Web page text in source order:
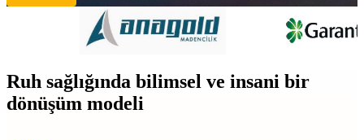
Ruh sağlığında bilimsel ve insani bir
dönüşüm modeli